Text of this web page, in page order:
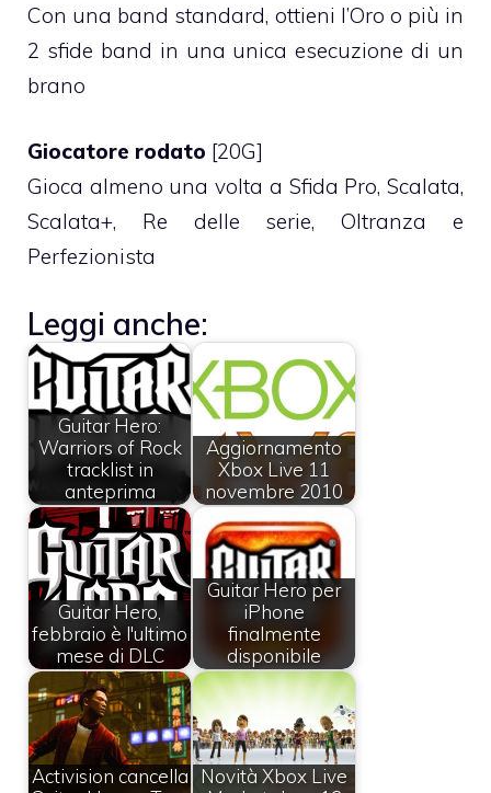
Con una band standard, ottieni l’Oro o più in
2 sfide band in una unica esecuzione di un
brano
Giocatore rodato [20G]
Gioca almeno una volta a Sfida Pro, Scalata,
Scalata+, Re delle serie, Oltranza e
Perfezionista
Leggi anche:
Guitar Hero:
Warriors of Rock
tracklist in
anteprima
Aggiornamento
Xbox Live 11
novembre 2010
Guitar Hero,
febbraio è l'ultimo
mese di DLC
Guitar Hero per
iPhone
finalmente
disponibile
Activision cancella
Novità Xbox Live